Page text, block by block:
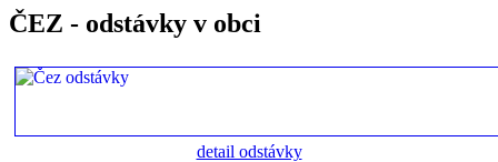
ČEZ - odstávky v obci
detail odstávky